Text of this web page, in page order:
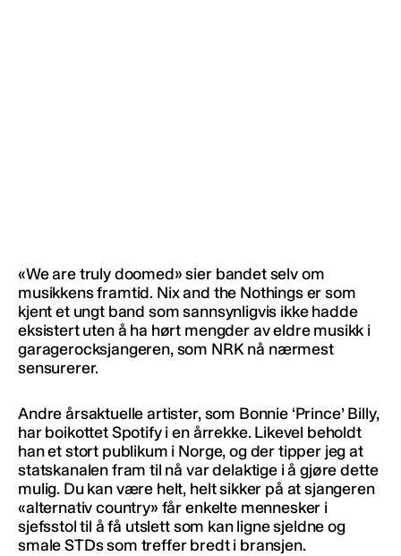
«We are truly doomed» sier bandet selv om
musikkens framtid. Nix and the Nothings er som
kjent et ungt band som sannsynligvis ikke hadde
eksistert uten å ha hørt mengder av eldre musikk i
garagerocksjangeren, som NRK nå nærmest
sensurerer.
Andre årsaktuelle artister, som Bonnie ‘Prince’ Billy,
har boikottet Spotify i en årrekke. Likevel beholdt
han et stort publikum i Norge, og der tipper jeg at
statskanalen fram til nå var delaktige i å gjøre dette
mulig. Du kan være helt, helt sikker på at sjangeren
«alternativ country» får enkelte mennesker i
sjefsstol til å få utslett som kan ligne sjeldne og
smale STDs som treffer bredt i bransjen.